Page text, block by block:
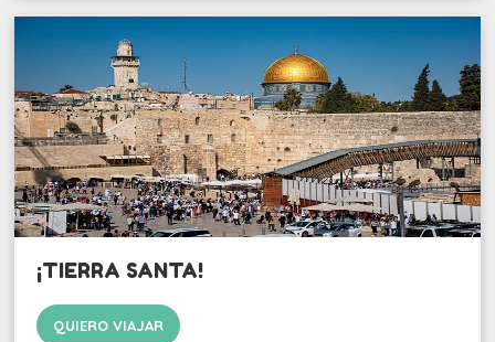
¡TIERRA SANTA!
QUIERO VIAJAR